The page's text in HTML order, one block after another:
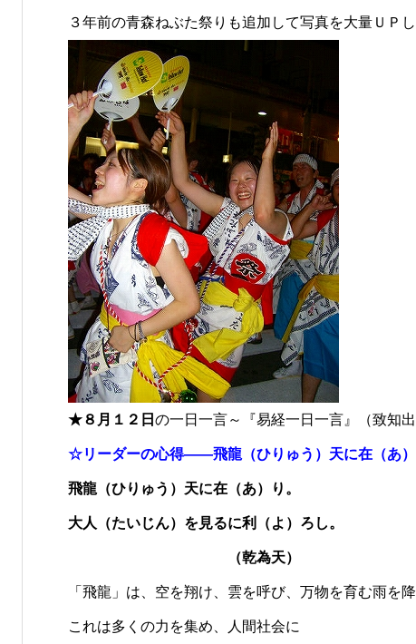
３年前の青森ねぶた祭りも追加して写真を大量ＵＰし
★８月１２日 の一日一言～『易経一日一言』（致知
☆リーダーの心得――飛龍（ひりゅう）天に在（あ
飛龍（ひりゅう）天に在（あ）り。
大人（たいじん）を見るに利（よ）ろし。
（乾為天）
「飛龍」は、空を翔け、雲を呼び、万物を育む雨を降
これは多くの力を集め、人間社会に